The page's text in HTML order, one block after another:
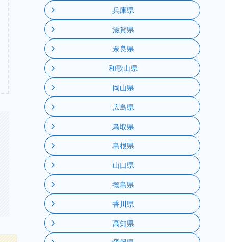
兵庫県
滋賀県
奈良県
和歌山県
岡山県
広島県
鳥取県
島根県
山口県
徳島県
香川県
高知県